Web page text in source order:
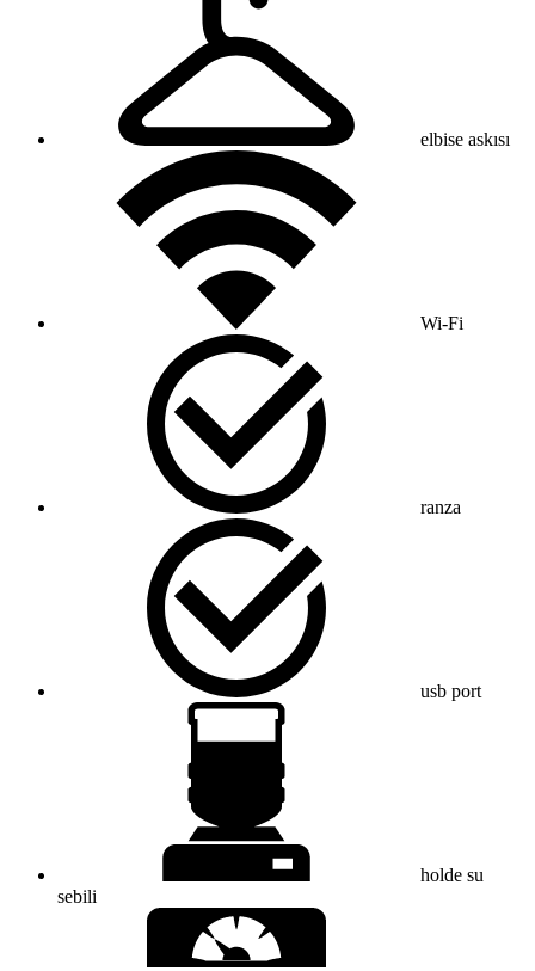
elbise askısı
Wi-Fi
ranza
usb port
holde su
sebili